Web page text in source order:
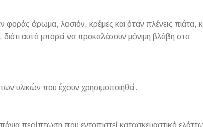
άρωμα, λοσιόν, κρέμες και όταν πλένεις πιάτα,
αυτά μπορεί να προκαλέσουν μόνιμη βλάβη στα
υλικών που έχουν χρησιμοποιηθεί.
περίπτωση που εντοπιστεί κατασκευαστικό